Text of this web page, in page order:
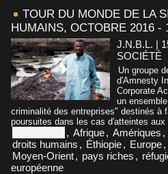
TOUR DU MONDE DE LA
HUMAINS, OCTOBRE 2016 -
J.N.B.L. |
SOCIÉTÉ
Un groupe
d'Amnesty
Corporate
un
criminalité des entreprises" destinés à
poursuites dans les cas d'atteintes aux
, Afrique, Amériques ,
droits humains , Éthiopie, Europe,
Moyen-Orient, pays riches ,
européenne